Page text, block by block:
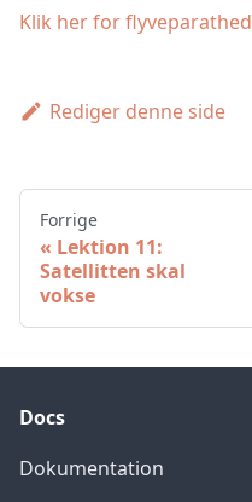
Klik her for
Rediger denne side
Forrige
Lektion 11:
Satellitten skal
vokse
Docs
Dokumentation